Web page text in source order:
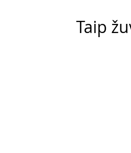
Taip